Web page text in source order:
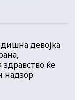
девојка
ќе
надзор